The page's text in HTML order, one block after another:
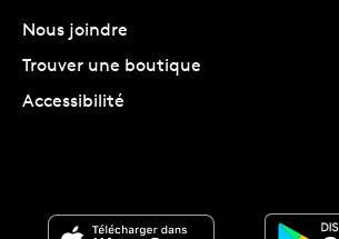
Nous joindre
Trouver une boutique
Accessibilité